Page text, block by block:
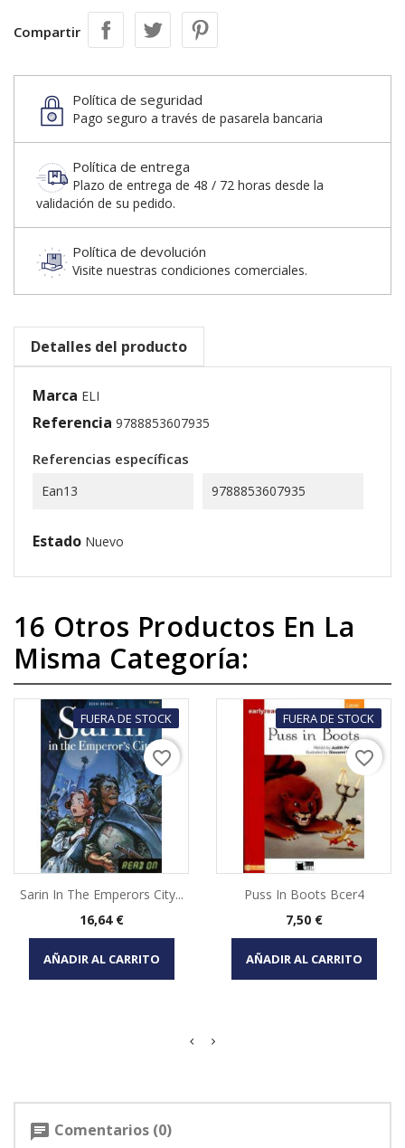
Compartir
Política de seguridad
Pago seguro a través de pasarela bancaria
Política de entrega
Plazo de entrega de 48 / 72 horas desde la
validación de su pedido.
Política de devolución
Visite nuestras condiciones comerciales.
Detalles del producto
Marca ELI
Referencia 9788853607935
Referencias específicas
Ean13 9788853607935
Estado Nuevo
16 Otros Productos En La
Misma Categoría:
FUERA DE STOCK
Sarin In The Emperors City...
Precio
16,64 €
AÑADIR AL CARRITO
favorite_border
FUERA DE STOCK
Puss In Boots Bcer4
Precio
7,50 €
AÑADIR AL CARRITO
favorite_border
chat Comentarios (0)